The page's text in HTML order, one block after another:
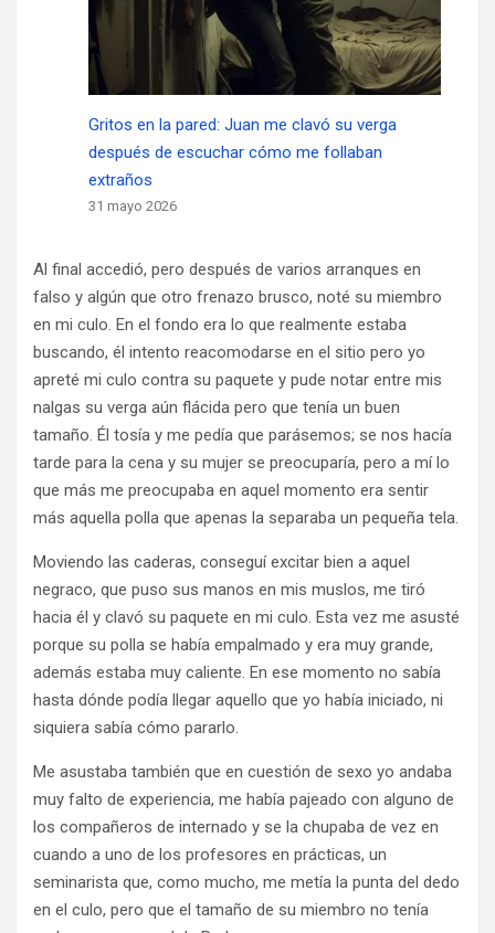
Gritos en la pared: Juan me clavó su verga
después de escuchar cómo me follaban
extraños
31 mayo 2026
Al final accedió, pero después de varios arranques en
falso y algún que otro frenazo brusco, noté su miembro
en mi culo. En el fondo era lo que realmente estaba
buscando, él intento reacomodarse en el sitio pero yo
apreté mi culo contra su paquete y pude notar entre mis
nalgas su verga aún flácida pero que tenía un buen
tamaño. Él tosía y me pedía que parásemos; se nos hacía
tarde para la cena y su mujer se preocuparía, pero a mí lo
que más me preocupaba en aquel momento era sentir
más aquella polla que apenas la separaba un pequeña tela.
Moviendo las caderas, conseguí excitar bien a aquel
negraco, que puso sus manos en mis muslos, me tiró
hacia él y clavó su paquete en mi culo. Esta vez me asusté
porque su polla se había empalmado y era muy grande,
además estaba muy caliente. En ese momento no sabía
hasta dónde podía llegar aquello que yo había iniciado, ni
siquiera sabía cómo pararlo.
Me asustaba también que en cuestión de sexo yo andaba
muy falto de experiencia, me había pajeado con alguno de
los compañeros de internado y se la chupaba de vez en
cuando a uno de los profesores en prácticas, un
seminarista que, como mucho, me metía la punta del dedo
en el culo, pero que el tamaño de su miembro no tenía